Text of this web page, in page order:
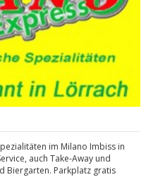
im Milano Imbiss in
auch Take-Away und
Biergarten. Parkplatz gratis